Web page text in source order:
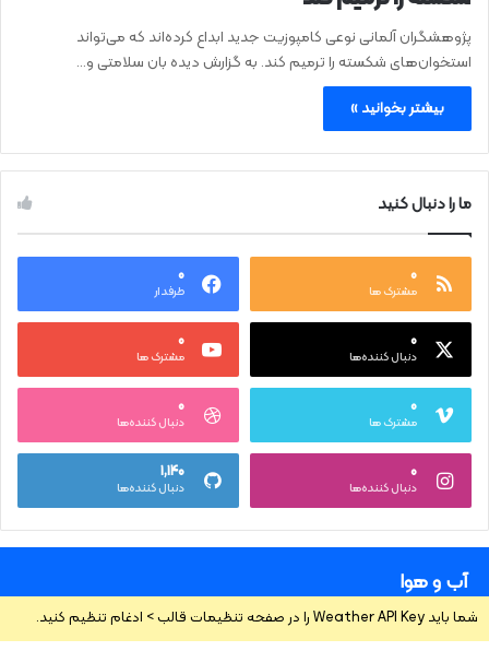
پژوهشگران آلمانی نوعی کامپوزیت جدید ابداع کرده‌اند که می‌تواند
استخوان‌های شکسته را ترمیم کند. به گزارش دیده بان سلامتی و…
بیشتر بخوانید »
ما را دنبال کنید
۰
مشترک ها
۰
طرفدار
۰
دنبال کننده‌ها
۰
مشترک ها
۰
مشترک ها
۰
دنبال کننده‌ها
۰
دنبال کننده‌ها
۱,۱۴۰
دنبال کننده‌ها
آب و هوا
شما باید Weather API Key را در صفحه تنظیمات قالب > ادغام تنظیم کنید.